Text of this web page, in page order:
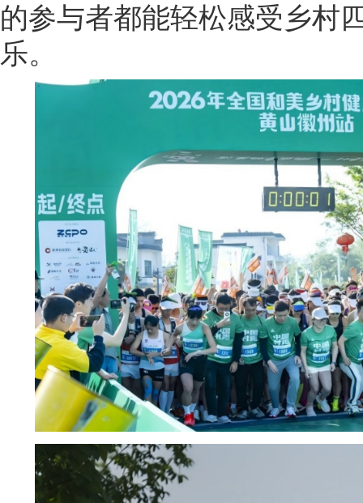
的参与者都能轻松感受乡村
乐。